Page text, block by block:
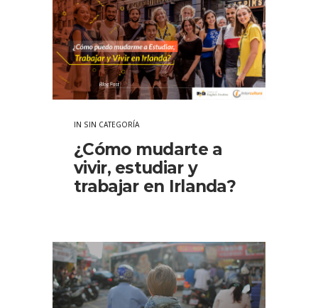
IN SIN CATEGORÍA
¿Cómo mudarte a
vivir, estudiar y
trabajar en Irlanda?